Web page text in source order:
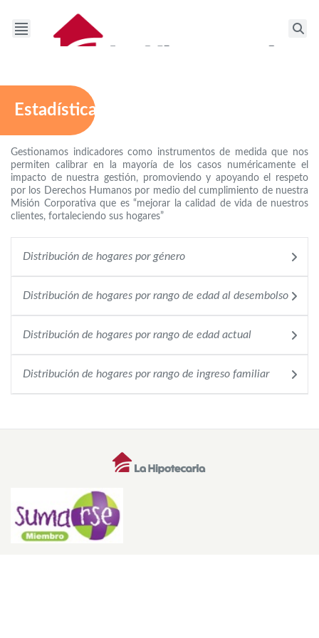
Estadísticas
Gestionamos indicadores como instrumentos de medida que nos
permiten calibrar en la mayoría de los casos numéricamente el
impacto de nuestra gestión, promoviendo y apoyando el respeto
por los Derechos Humanos por medio del cumplimiento de nuestra
Misión Corporativa que es “mejorar la calidad de vida de nuestros
clientes, fortaleciendo sus hogares”
Distribución de hogares por género
Distribución de hogares por rango de edad al desembolso
Distribución de hogares por rango de edad actual
Distribución de hogares por rango de ingreso familiar